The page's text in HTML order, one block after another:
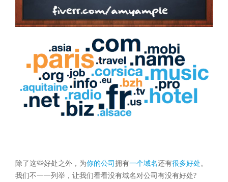
除了这些好处之外，为你的公司拥有一个域名还有很多好处。
我们不一一列举，让我们看看没有域名对公司有没有好处?